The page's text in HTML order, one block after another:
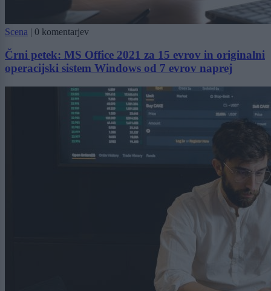
Scena | 0 komentarjev
Črni petek: MS Office 2021 za 15 evrov in originalni
operacijski sistem Windows od 7 evrov naprej